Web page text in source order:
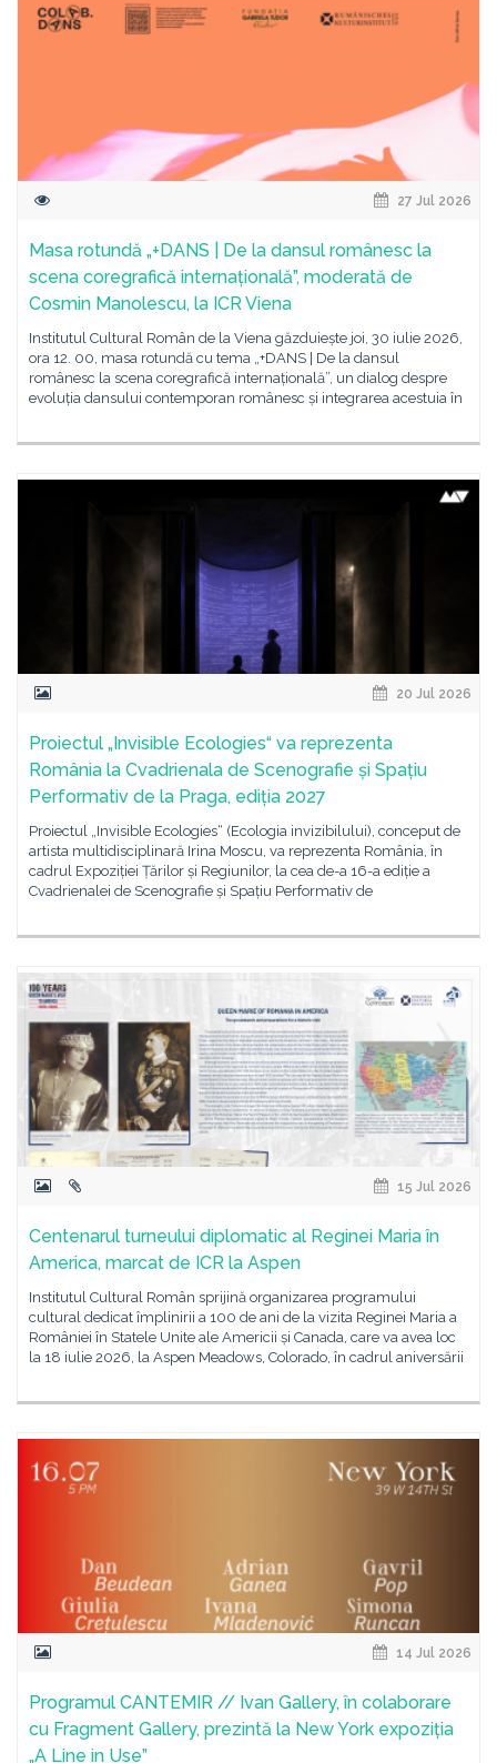
27 Jul 2026
Masa rotundă „+DANS | De la dansul românesc la
scena coregrafică internațională”, moderată de
Cosmin Manolescu, la ICR Viena
Institutul Cultural Român de la Viena găzduiește joi, 30 iulie 2026,
ora 12. 00, masa rotundă cu tema „+DANS | De la dansul
românesc la scena coregrafică internațională”, un dialog despre
evoluția dansului contemporan românesc și integrarea acestuia în
20 Jul 2026
Proiectul „Invisible Ecologies“ va reprezenta
România la Cvadrienala de Scenografie și Spațiu
Performativ de la Praga, ediția 2027
Proiectul „Invisible Ecologies“ (Ecologia invizibilului), conceput de
artista multidisciplinară Irina Moscu, va reprezenta România, în
cadrul Expoziției Țărilor și Regiunilor, la cea de-a 16-a ediție a
Cvadrienalei de Scenografie și Spațiu Performativ de
15 Jul 2026
Centenarul turneului diplomatic al Reginei Maria în
America, marcat de ICR la Aspen
Institutul Cultural Român sprijină organizarea programului
cultural dedicat împlinirii a 100 de ani de la vizita Reginei Maria a
României în Statele Unite ale Americii și Canada, care va avea loc
la 18 iulie 2026, la Aspen Meadows, Colorado, în cadrul aniversării
14 Jul 2026
Programul CANTEMIR // Ivan Gallery, în colaborare
cu Fragment Gallery, prezintă la New York expoziția
„A Line in Use”